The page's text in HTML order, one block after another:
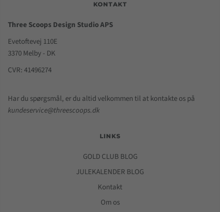
KONTAKT
Three Scoops Design Studio APS
Evetoftevej 110E
3370 Melby - DK
CVR: 41496274
Har du spørgsmål, er du altid velkommen til at kontakte os på
kundeservice@threescoops.dk
LINKS
GOLD CLUB BLOG
JULEKALENDER BLOG
Kontakt
Om os